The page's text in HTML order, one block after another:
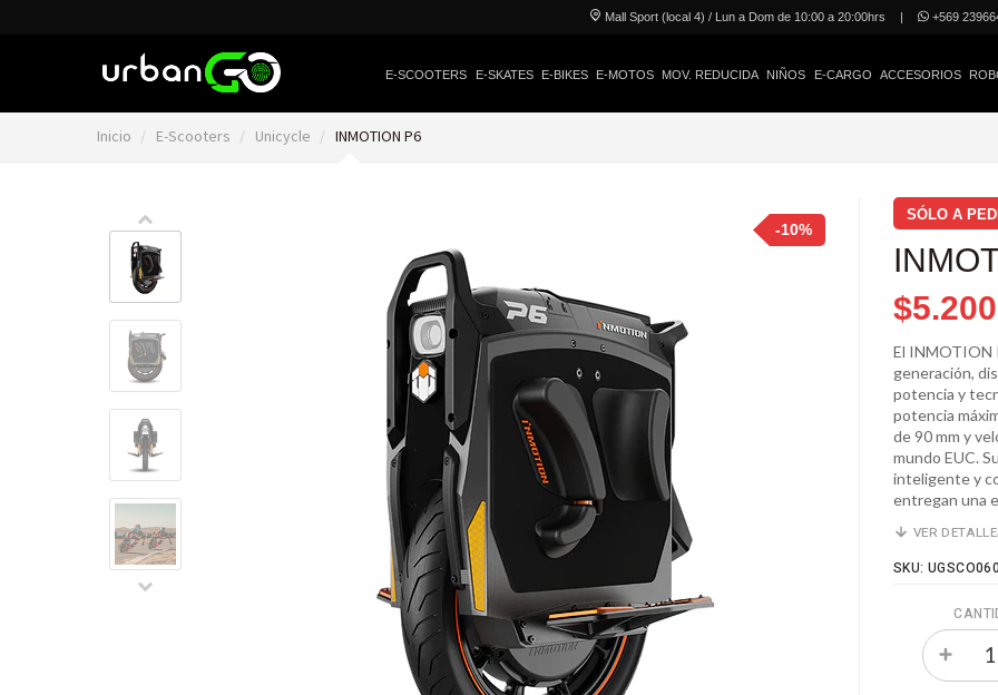
Mall Sport (local 4) / Lun a Dom de 10:00 a 20:00hrs | +569
E-SCOOTERS E-SKATES E-BIKES E-MOTOS MOV. REDUCIDA NIÑOS E-CARGO ACCESORIOS
Inicio E-Scooters Unicycle INMOTION P6
-10%
SÓLO A
El INMOTION
generación,
potencia y
potencia
de 90 mm y
mundo EUC.
inteligente y
entregan una
VER
SKU: